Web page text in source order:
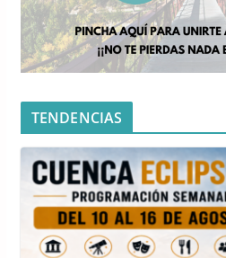
TENDENCIAS